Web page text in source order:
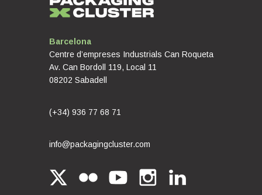
Barcelona
Centre d’empreses Industrials Can Roqueta
Av. Can Bordoll 119, Local 11
08202 Sabadell
(+34) 936 77 68 71
info@packagingcluster.com